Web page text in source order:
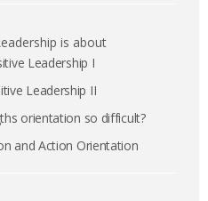
is about
Leadership I
Leadership II
orientation so difficult?
and Action Orientation